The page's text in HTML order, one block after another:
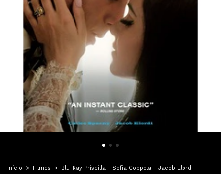
Início > Filmes > Blu-Ray Priscilla - Sofia Coppola - Jacob Elordi